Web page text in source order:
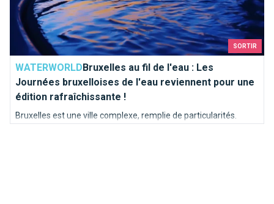
SORTIR
WATERWORLDBruxelles au fil de l'eau : Les
Journées bruxelloises de l'eau reviennent pour une
édition rafraîchissante !
Bruxelles est une ville complexe, remplie de particularités.